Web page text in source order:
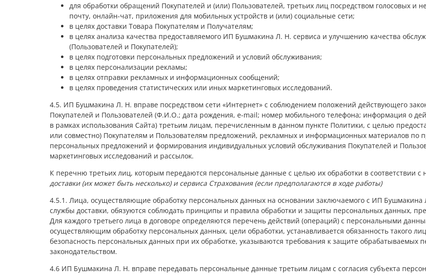
для обработки обращений Покупателей и (или) Пользователей, третьих лиц посредством голосовых и
почту, онлайн-чат, приложения для мобильных устройств и (или) социальные сети;
в целях доставки Товара Покупателям и Получателям;
в целях анализа качества предоставляемого ИП Бушмакина Л. Н. сервиса и улучшению качества
(Пользователей и Покупателей);
в целях подготовки персональных предложений и условий обслуживания;
в целях персонализации рекламы;
в целях отправки рекламных и информационных сообщений;
в целях проведения статистических или иных маркетинговых исследований.
4.5. ИП Бушмакина Л. Н. вправе посредством сети «Интернет» с соблюдением положений действующего
Покупателей и Пользователей (Ф.И.О.; дата рождения, e-mail; номер мобильного телефона; информация о
в рамках использования Сайта) третьим лицам, перечисленным в данном пункте Политики, с целью
или совместно) Покупателям и Пользователям предложений, рекламных и информационных материалов по
персональных предложений и формирования индивидуальных условий обслуживания Покупателей и
маркетинговых исследований и рассылок.
К перечню третьих лиц, которым передаются персональные данные с целью их обработки в соответствии с
доставки (их может быть несколько) и сервиса Страхования (если предполагаются в ходе работы)
4.5.1. Лица, осуществляющие обработку персональных данных на основании заключаемого с ИП Бушмакина
службы доставки, обязуются соблюдать принципы и правила обработки и защиты персональных данных,
Для каждого третьего лица в договоре определяются перечень действий (операций) с персональными
осуществляющим обработку персональных данных, цели обработки, устанавливается обязанность такого
безопасность персональных данных при их обработке, указываются требования к защите обрабатываемых
законодательством.
4.6 ИП Бушмакина Л. Н. вправе передавать персональные данные третьим лицам с согласия субъекта